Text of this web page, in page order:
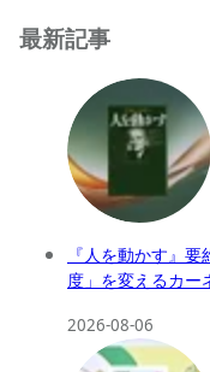
最新記事
『人を動かす』
度」を変えるカー
2026-08-06